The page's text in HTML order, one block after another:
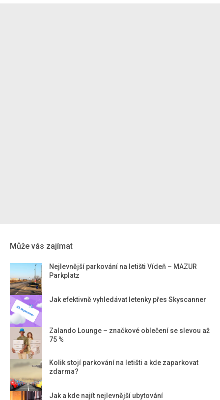
Může vás zajímat
Nejlevnější parkování na letišti Vídeň – MAZUR
Parkplatz
Jak efektivně vyhledávat letenky přes Skyscanner
Zalando Lounge – značkové oblečení se slevou až
75 %
Kolik stojí parkování na letišti a kde zaparkovat
zdarma?
Jak a kde najít nejlevnější ubytování